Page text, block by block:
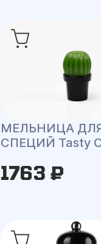
МЕЛЬНИЦА
СПЕЦИЙ Tasty
1763 ₽